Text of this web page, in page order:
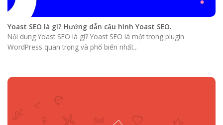
Yoast SEO là gì? Hướng dẫn cấu hình Yoast SEO.
Nội dung Yoast SEO là gì? Yoast SEO là một trong plugin
WordPress quan trọng và phổ biến nhất...